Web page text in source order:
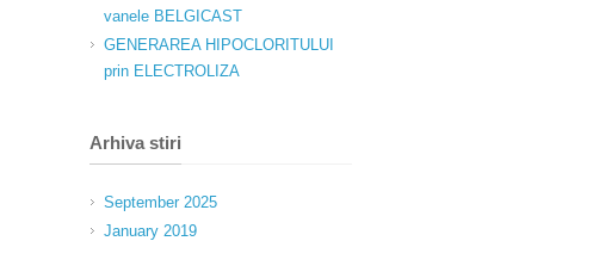
vanele BELGICAST
GENERAREA HIPOCLORITULUI
prin ELECTROLIZA
Arhiva stiri
September 2025
January 2019